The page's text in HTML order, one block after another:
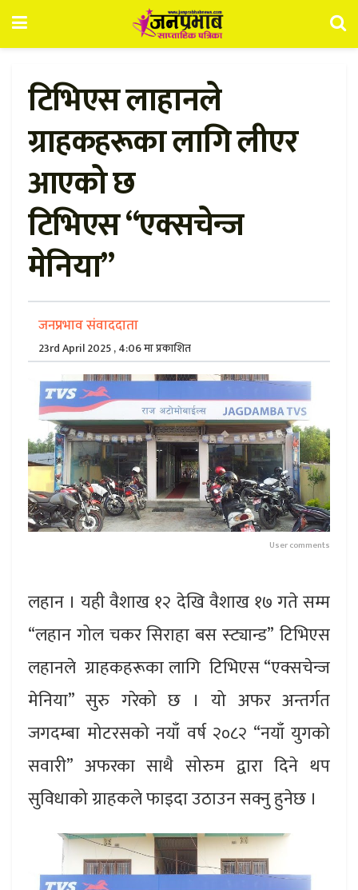
टिभिएस लाहानले
ग्राहकहरूका लागि लीएर
आएको छ
टिभिएस “एक्सचेन्ज
मेनिया”
जनप्रभाव संवाददाता
23rd April 2025 , 4:06 मा प्रकाशित
User comments
लहान । यही वैशाख १२ देखि वैशाख १७ गते सम्म
“लहान गोल चकर सिराहा बस स्ट्यान्ड” टिभिएस
लहानले ग्राहकहरूका लागि टिभिएस “एक्सचेन्ज
मेनिया” सुरु गरेको छ । यो अफर अन्तर्गत
जगदम्बा मोटरसको नयाँ वर्ष २०८२ “नयाँ युगको
सवारी” अफरका साथै सोरुम द्वारा दिने थप
सुविधाको ग्राहकले फाइदा उठाउन सक्नु हुनेछ ।